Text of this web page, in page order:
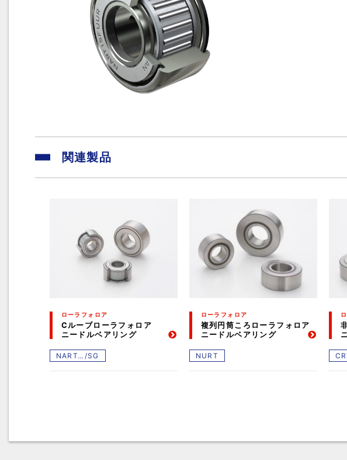
関連製品
ローラフォロア
Cルーブローラフォロア
ニードルベアリング
NART…/SG
ローラフォロア
複列円筒ころローラフォロア
ニードルベアリング
NURT